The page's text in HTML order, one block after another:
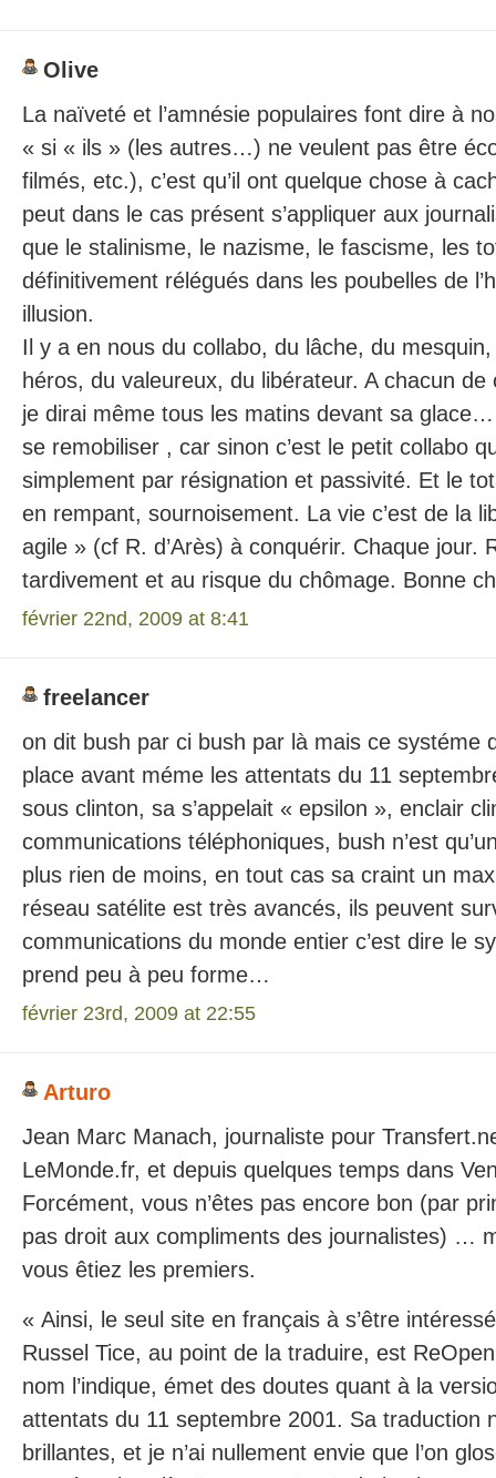
Olive
La naïveté et l’amnésie populaires font dire à
« si « ils » (les autres…) ne veulent pas être
filmés, etc.), c’est qu’il ont quelque chose à
peut dans le cas présent s’appliquer aux
que le stalinisme, le nazisme, le fascisme, les
définitivement rélégués dans les poubelles de
illusion.
Il y a en nous du collabo, du lâche, du
héros, du valeureux, du libérateur. A chacun
je dirai même tous les matins devant sa
se remobiliser , car sinon c’est le petit collabo
simplement par résignation et passivité. Et le
en rempant, sournoisement. La vie c’est de la
agile » (cf R. d’Arès) à conquérir. Chaque jour.
tardivement et au risque du chômage. Bonne
février 22nd, 2009 at 8:41
freelancer
on dit bush par ci bush par là mais ce systéme
place avant méme les attentats du 11
sous clinton, sa s’appelait « epsilon », enclair
communications téléphoniques, bush n’est
plus rien de moins, en tout cas sa craint un
réseau satélite est très avancés, ils peuvent
communications du monde entier c’est dire le
prend peu à peu forme…
février 23rd, 2009 at 22:55
Arturo
Jean Marc Manach, journaliste pour
LeMonde.fr, et depuis quelques temps dans
Forcément, vous n’êtes pas encore bon (par
pas droit aux compliments des journalistes) …
vous êtiez les premiers.
« Ainsi, le seul site en français à s’être
Russel Tice, au point de la traduire, est
nom l’indique, émet des doutes quant à la
attentats du 11 septembre 2001. Sa traduction
brillantes, et je n’ai nullement envie que l’on